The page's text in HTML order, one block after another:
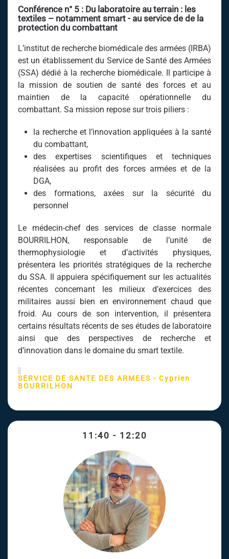
Conférence n° 5 : Du laboratoire au terrain : les
textiles – notamment smart - au service de de la
protection du combattant
L’institut de recherche biomédicale des armées (IRBA)
est un établissement du Service de Santé des Armées
(SSA) dédié à la recherche biomédicale. Il participe à
la mission de soutien de santé des forces et au
maintien de la capacité opérationnelle du
combattant. Sa mission repose sur trois piliers :
la recherche et l’innovation appliquées à la santé
du combattant,
des expertises scientifiques et techniques
réalisées au profit des forces armées et de la
DGA,
des formations, axées sur la sécurité du
personnel
Le médecin-chef des services de classe normale
BOURRILHON, responsable de l’unité de
thermophysiologie et d’activités physiques,
présentera les priorités stratégiques de la recherche
du SSA. Il appuiera spécifiquement sur les actualités
récentes concernant les milieux d’exercices des
militaires aussi bien en environnement chaud que
froid. Au cours de son intervention, il présentera
certains résultats récents de ses études de laboratoire
ainsi que des perspectives de recherche et
d’innovation dans le domaine du smart textile.
SERVICE DE SANTE DES ARMEES - Cyprien
BOURRILHON
11:40 - 12:20